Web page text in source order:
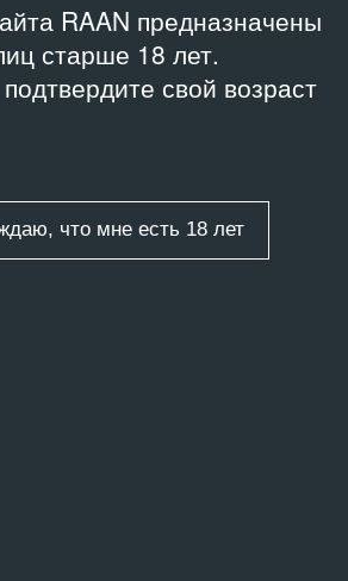
RAAN предназначены
старше 18 лет.
свой возраст
что мне есть 18 лет